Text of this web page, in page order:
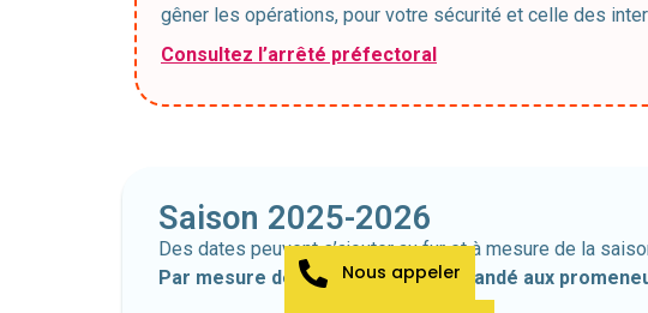
gêner les opérations, pour votre sécurité et celle des
Consultez l’arrêté préfectoral
Saison 2025-2026
Des dates peuvent s’ajouter au fur et à mesure de la
Par mesure de sécurité, il est demandé aux
Nous appeler